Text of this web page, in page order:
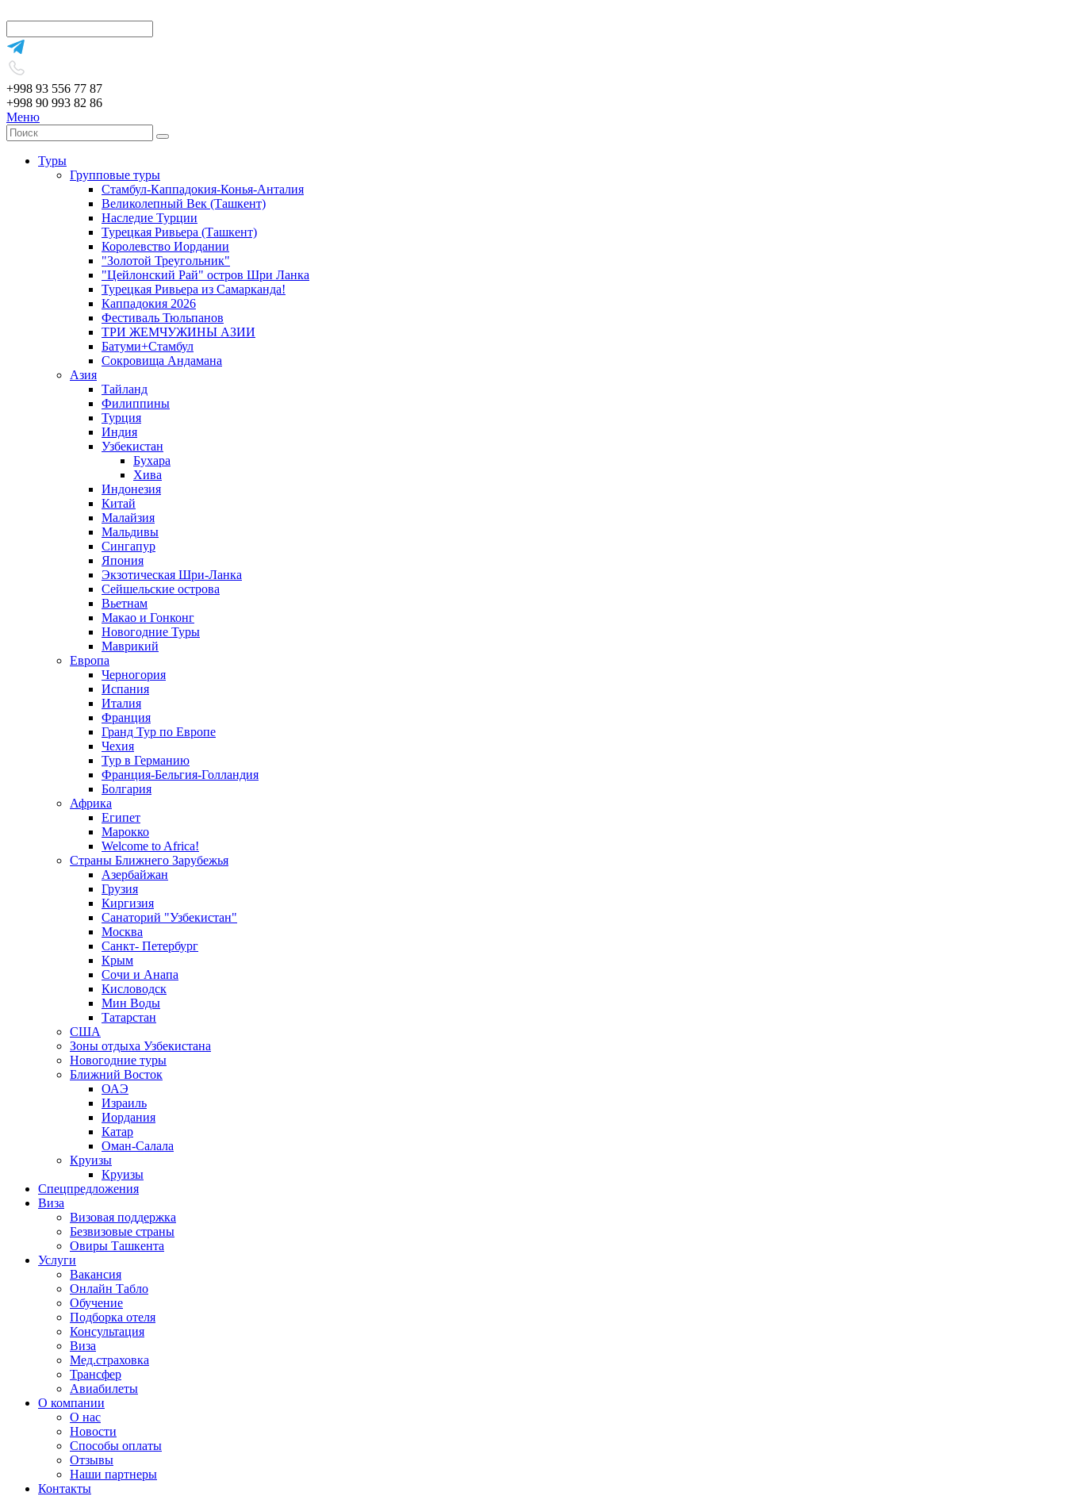
+998 93 556 77 87
+998 90 993 82 86
Меню
Туры
Групповые туры
Стамбул-Каппадокия-Конья-Анталия
Великолепный Век (Ташкент)
Наследие Турции
Турецкая Ривьера (Ташкент)
Королевство Иордании
"Золотой Треугольник"
"Цейлонский Рай" остров Шри Ланка
Турецкая Ривьера из Самарканда!
Каппадокия 2026
Фестиваль Тюльпанов
ТРИ ЖЕМЧУЖИНЫ АЗИИ
Батуми+Стамбул
Сокровища Андамана
Азия
Тайланд
Филиппины
Турция
Индия
Узбекистан
Бухара
Хива
Индонезия
Китай
Малайзия
Мальдивы
Сингапур
Япония
Экзотическая Шри-Ланка
Сейшельские острова
Вьетнам
Макао и Гонконг
Новогодние Туры
Маврикий
Европа
Черногория
Испания
Италия
Франция
Гранд Тур по Европе
Чехия
Тур в Германию
Франция-Бельгия-Голландия
Болгария
Африка
Египет
Марокко
Welcome to Africa!
Страны Ближнего Зарубежья
Азербайжан
Грузия
Киргизия
Санаторий "Узбекистан"
Москва
Санкт- Петербург
Крым
Сочи и Анапа
Кисловодск
Мин Воды
Татарстан
США
Зоны отдыха Узбекистана
Новогодние туры
Ближний Восток
ОАЭ
Израиль
Иордания
Катар
Оман-Салала
Круизы
Круизы
Спецпредложения
Виза
Визовая поддержка
Безвизовые страны
Овиры Ташкента
Услуги
Вакансия
Онлайн Табло
Обучение
Подборка отеля
Консультация
Виза
Мед.страховка
Трансфер
Авиабилеты
О компании
О нас
Новости
Способы оплаты
Отзывы
Наши партнеры
Контакты